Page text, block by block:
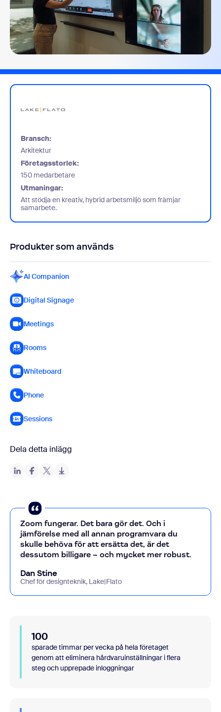
Bransch:
Arkitektur
Företagsstorlek:
150 medarbetare
Utmaningar:
Att stödja en kreativ, hybrid arbetsmiljö som främjar
samarbete.
Produkter som används
AI Companion
Digital Signage
Meetings
Rooms
Whiteboard
Phone
Sessions
Dela detta inlägg
Zoom fungerar. Det bara gör det. Och i
jämförelse med all annan programvara du
skulle behöva för att ersätta det, är det
dessutom billigare – och mycket mer robust.
Dan Stine
Chef för designteknik, Lake|Flato
100
sparade timmar per vecka på hela företaget
genom att eliminera hårdvaruinställningar i flera
steg och upprepade inloggningar